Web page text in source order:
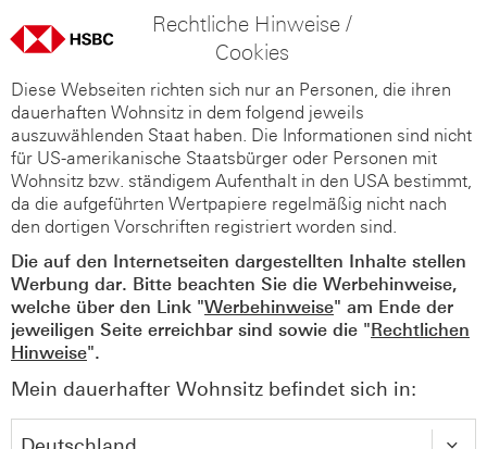
Rechtliche Hinweise /
Cookies
Diese Webseiten richten sich nur an Personen, die ihren
dauerhaften Wohnsitz in dem folgend jeweils
auszuwählenden Staat haben. Die Informationen sind nicht
für US-amerikanische Staatsbürger oder Personen mit
Wohnsitz bzw. ständigem Aufenthalt in den USA bestimmt,
da die aufgeführten Wertpapiere regelmäßig nicht nach
den dortigen Vorschriften registriert worden sind.
Die auf den Internetseiten dargestellten Inhalte stellen
Werbung dar. Bitte beachten Sie die Werbehinweise,
welche über den Link "Werbehinweise" am Ende der
jeweiligen Seite erreichbar sind sowie die "Rechtlichen
Hinweise".
Mein dauerhafter Wohnsitz befindet sich in: